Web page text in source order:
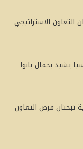
التعاون الاستراتيجي
يشيد بجمال بابوا
تبحثان فرص التعاون